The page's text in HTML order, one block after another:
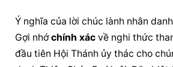
Ý nghĩa của lời chúc lành nhân
Gợi nhớ chính xác về nghi thức
đầu tiên Hội Thánh ủy thác cho